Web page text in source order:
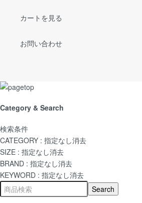
カートを見る
お問い合わせ
Category & Search
検索条件
CATEGORY : 指定なし消去
SIZE : 指定なし消去
BRAND : 指定なし消去
KEYWORD : 指定なし消去